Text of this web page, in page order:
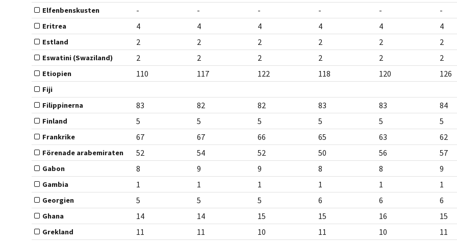
Elfenbenskusten - - - - - -
Eritrea 4 4 4 4 4 4
Estland 2 2 2 2 2 2
Eswatini (Swaziland) 2 2 2 2 2 2
Etiopien 110 117 122 118 120 126
Fiji
Filippinerna
83 82 82 83 83 84
Finland 5 5 5 5 5 5
Frankrike 67 67 66 65 63 62
Förenade arabemiraten 52 54 52 50 56 57
Gabon 8 9 9 8 8 9
Gambia 1 1 1 1 1 1
Georgien 5 5 5 6 6 6
Ghana 14 14 15 15 16 15
Grekland 11 11 10 11 10 11